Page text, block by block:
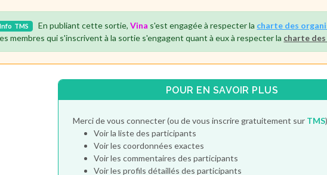
Info TMS En publiant cette sortie,Vina s'est engagée à respecter la charte des
membres qui s'inscrivent à la sortie s'engagent quant à eux à respecter la charte
POUR EN SAVOIR PLUS
Merci de vous connecter (ou de vous inscrire gratuitement sur TMS
Voir la liste des participants
Voir les coordonnées exactes
Voir les commentaires des participants
Voir les profils détaillés des participants